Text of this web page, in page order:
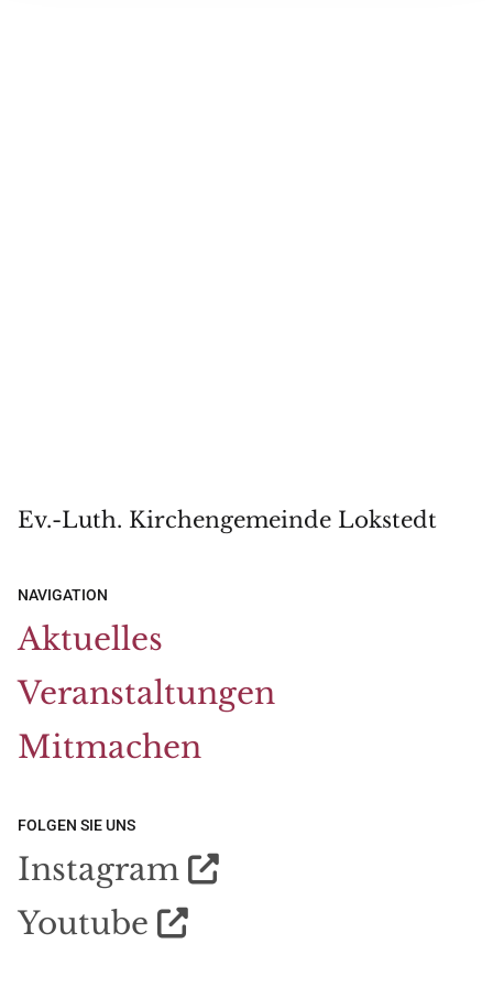
Ev.-Luth. Kirchengemeinde Lokstedt
NAVIGATION
Aktuelles
Veranstaltungen
Mitmachen
FOLGEN SIE UNS
Instagram 
Youtube 